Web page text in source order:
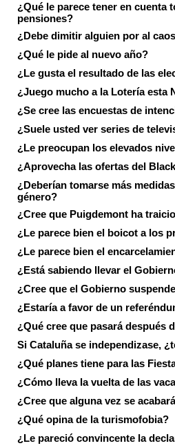
¿Qué le parece tener en cuenta
pensiones?
¿Debe dimitir alguien por al
¿Qué le pide al nuevo año?
¿Le gusta el resultado de las
¿Juego mucho a la Lotería esta
¿Se cree las encuestas de
¿Suele usted ver series de
¿Le preocupan los elevados
¿Aprovecha las ofertas del
¿Deberían tomarse más
género?
¿Cree que Puigdemont ha
¿Le parece bien el boicot a los
¿Le parece bien el
¿Está sabiendo llevar el
¿Cree que el Gobierno
¿Estaría a favor de un
¿Qué cree que pasará después
Si Cataluña se independizase,
¿Qué planes tiene para las
¿Cómo lleva la vuelta de las
¿Cree que alguna vez se
¿Qué opina de la turismofobia?
¿Le pareció convincente la